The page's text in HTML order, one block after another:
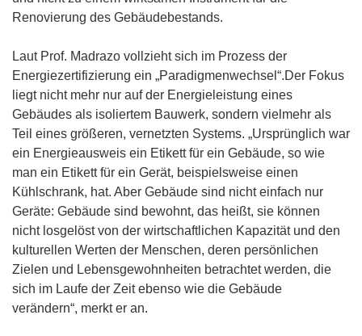
F
n
s
t
e
r
)
Renovierung des Gebäudebestands.
Laut Prof. Madrazo vollzieht sich im Prozess der
Energiezertifizierung ein „Paradigmenwechsel“.Der Fokus
liegt nicht mehr nur auf der Energieleistung eines
Gebäudes als isoliertem Bauwerk, sondern vielmehr als
Teil eines größeren, vernetzten Systems. „Ursprünglich war
ein Energieausweis ein Etikett für ein Gebäude, so wie
man ein Etikett für ein Gerät, beispielsweise einen
Kühlschrank, hat. Aber Gebäude sind nicht einfach nur
Geräte: Gebäude sind bewohnt, das heißt, sie können
nicht losgelöst von der wirtschaftlichen Kapazität und den
kulturellen Werten der Menschen, deren persönlichen
Zielen und Lebensgewohnheiten betrachtet werden, die
sich im Laufe der Zeit ebenso wie die Gebäude
verändern“, merkt er an.